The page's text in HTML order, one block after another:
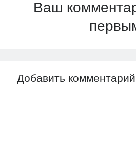
Ваш
Добавить комментарий